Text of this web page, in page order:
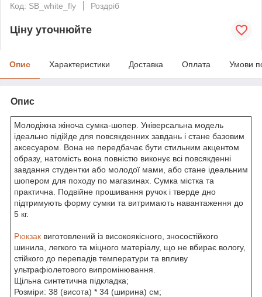
Код: SB_white_fly
Роздріб
Ціну уточнюйте
Опис Характеристики Доставка Оплата Умови
Опис
Молодіжна жіноча сумка-шопер. Універсальна модель
ідеально підійде для повсякденних завдань і стане базовим
аксесуаром. Вона не передбачає бути стильним акцентом
образу, натомість вона повністю виконує всі повсякденні
завдання студентки або молодої мами, або стане ідеальним
шопером для походу по магазинах. Сумка містка та
практична. Подвійне прошивання ручок і тверде дно
підтримують форму сумки та витримають навантаження до
5 кг.
Рюкзак виготовлений із високоякісного, зносостійкого
шинила, легкого та міцного матеріалу, що не вбирає вологу,
стійкого до перепадів температури та впливу
ультрафіолетового випромінювання.
Щільна синтетична підкладка;
Розміри: 38 (висота) * 34 (ширина) см;